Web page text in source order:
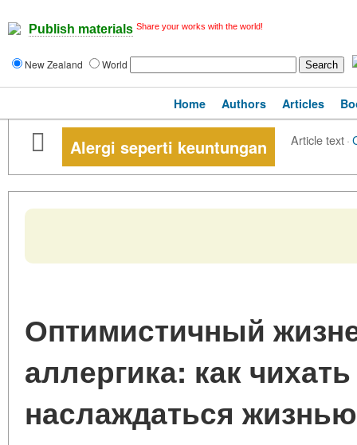
Publish materials Share your works with the world!
New Zealand World
Home Authors Articles
Alergi seperti keuntungan Article text·
Оптимистичный
аллергика: как
наслаждаться жизнью